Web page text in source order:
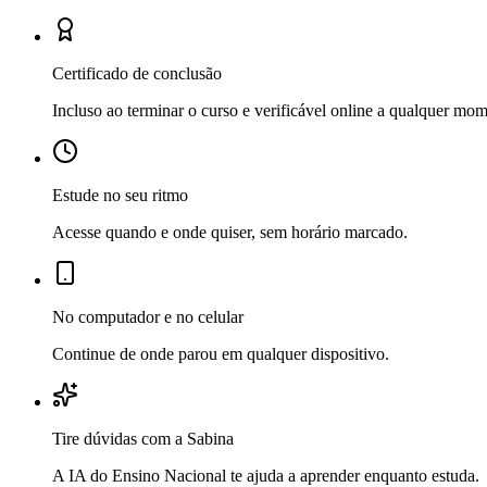
Certificado de conclusão
Incluso ao terminar o curso e verificável online a qualquer
Estude no seu ritmo
Acesse quando e onde quiser, sem horário marcado.
No computador e no celular
Continue de onde parou em qualquer dispositivo.
Tire dúvidas com a Sabina
A IA do Ensino Nacional te ajuda a aprender enquanto estuda.